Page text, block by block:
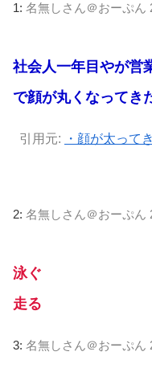
1: 名無しさん＠おーぷん
社会人一年目やが営
で顔が丸くなってき
引用元:
・顔が太って
2: 名無しさん＠おーぷん
泳ぐ
走る
3: 名無しさん＠おーぷん